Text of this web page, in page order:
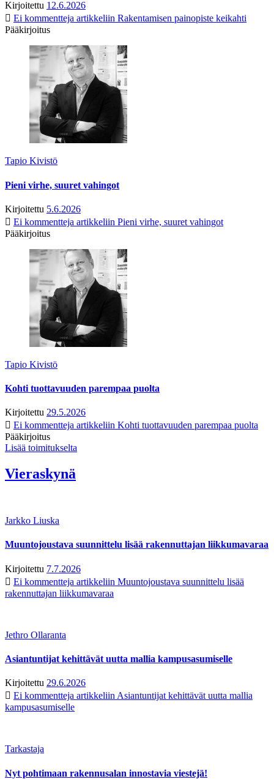
Kirjoitettu 12.6.2026
Ei kommentteja artikkeliin Rakentamisen painopiste keikahti
Pääkirjoitus
Tapio Kivistö
Pieni virhe, suuret vahingot
Kirjoitettu 5.6.2026
Ei kommentteja artikkeliin Pieni virhe, suuret vahingot
Pääkirjoitus
Tapio Kivistö
Kohti tuottavuuden parempaa puolta
Kirjoitettu 29.5.2026
Ei kommentteja artikkeliin Kohti tuottavuuden parempaa puolta
Pääkirjoitus
Lisää toimitukselta
Vieraskynä
Jarkko Liuska
Muuntojoustava suunnittelu lisää rakennuttajan liikkumavaraa
Kirjoitettu 7.7.2026
Ei kommentteja artikkeliin Muuntojoustava suunnittelu lisää
rakennuttajan liikkumavaraa
Jethro Ollaranta
Asiantuntijat kehittävät uutta mallia kampusasumiselle
Kirjoitettu 29.6.2026
Ei kommentteja artikkeliin Asiantuntijat kehittävät uutta mallia
kampusasumiselle
Tarkastaja
Nyt pohtimaan rakennusalan innostavia viestejä!